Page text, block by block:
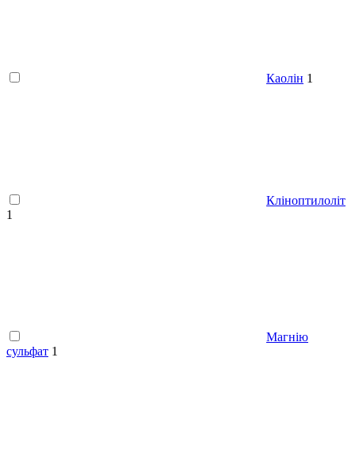
Каолін 1
Кліноптилоліт
1
Магнію
сульфат 1